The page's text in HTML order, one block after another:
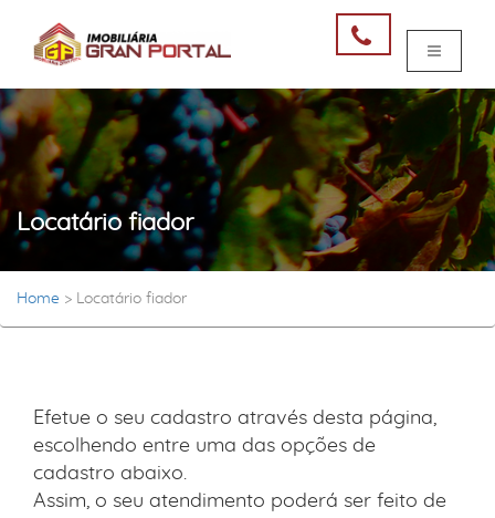
Locatário fiador
Home > Locatário fiador
Efetue o seu cadastro através desta página,
escolhendo entre uma das opções de
cadastro abaixo.
Assim, o seu atendimento poderá ser feito de